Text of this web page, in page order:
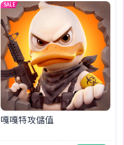
SALE
嘎嘎特攻儲值